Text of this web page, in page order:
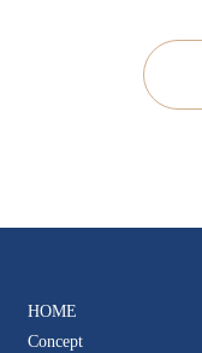
HOME
Concept